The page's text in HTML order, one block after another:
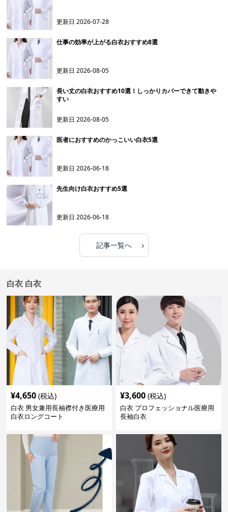
更新日2026-07-28
仕事の効率が上がる白衣おすすめ8選
更新日2026-08-05
長い丈の白衣おすすめ10選！しっかりカバーできて動きや
すい
更新日2026-08-05
医者におすすめのかっこいい白衣5選
更新日2026-06-18
先生向け白衣おすすめ5選
更新日2026-06-18
記事一覧へ ›
白衣 白衣
¥4,650 (税込)
白衣 男女兼用長袖襟付き医療用
白衣ロングコート
¥3,600 (税込)
白衣 プロフェッショナル医療用
長袖白衣